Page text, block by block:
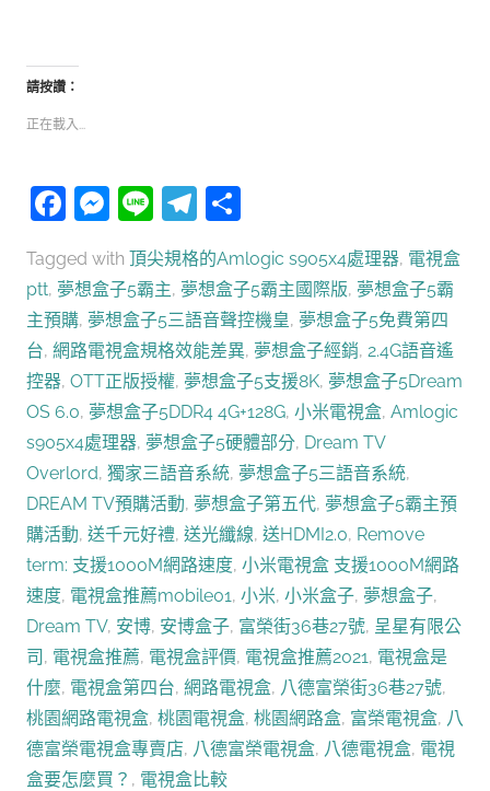
請按讚：
正在載入...
Facebook
Messenger
LineTelegram
Tagged with 頂尖規格的Amlogic s905x4處理器, 電視盒
ptt, 夢想盒子5霸主, 夢想盒子5霸主國際版, 夢想盒子5霸
主預購, 夢想盒子5三語音聲控機皇, 夢想盒子5免費第四
台, 網路電視盒規格效能差異, 夢想盒子經銷, 2.4G語音遙
控器, OTT正版授權, 夢想盒子5支援8K, 夢想盒子5Dream
OS 6.0, 夢想盒子5DDR4 4G+128G, 小米電視盒, Amlogic
s905x4處理器, 夢想盒子5硬體部分, Dream TV
Overlord, 獨家三語音系統, 夢想盒子5三語音系統,
DREAM TV預購活動, 夢想盒子第五代, 夢想盒子5霸主預
購活動, 送千元好禮, 送光纖線, 送HDMI2.0, Remove
term: 支援1000M網路速度, 小米電視盒 支援1000M網路
速度, 電視盒推薦mobile01, 小米, 小米盒子, 夢想盒子,
Dream TV, 安博, 安博盒子, 富榮街36巷27號, 呈星有限公
司 , 電視盒推薦, 電視盒評價, 電視盒推薦2021, 電視盒是
什麼, 電視盒第四台, 網路電視盒, 八德富榮街36巷27號,
桃園網路電視盒, 桃園電視盒, 桃園網路盒, 富榮電視盒, 八
德富榮電視盒專賣店, 八德富榮電視盒, 八德電視盒, 電視
盒要怎麼買？ , 電視盒比較